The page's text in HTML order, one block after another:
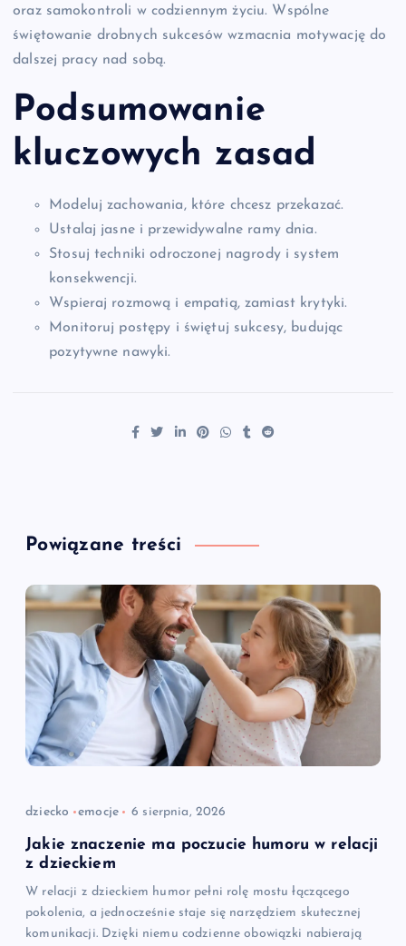
oraz samokontroli w codziennym życiu. Wspólne
świętowanie drobnych sukcesów wzmacnia motywację do
dalszej pracy nad sobą.
Podsumowanie
kluczowych zasad
Modeluj zachowania, które chcesz przekazać.
Ustalaj jasne i przewidywalne ramy dnia.
Stosuj techniki odroczonej nagrody i system
konsekwencji.
Wspieraj rozmową i empatią, zamiast krytyki.
Monitoruj postępy i świętuj sukcesy, budując
pozytywne nawyki.
Powiązane treści
dziecko emocje 6 sierpnia, 2026
Jakie znaczenie ma poczucie humoru w relacji
z dzieckiem
W relacji z dzieckiem humor pełni rolę mostu łączącego
pokolenia, a jednocześnie staje się narzędziem skutecznej
komunikacji. Dzięki niemu codzienne obowiązki nabierają